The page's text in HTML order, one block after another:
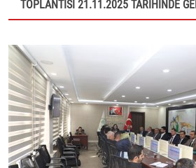
TOPLANTISI 21.11.2025 TARİHİNDE